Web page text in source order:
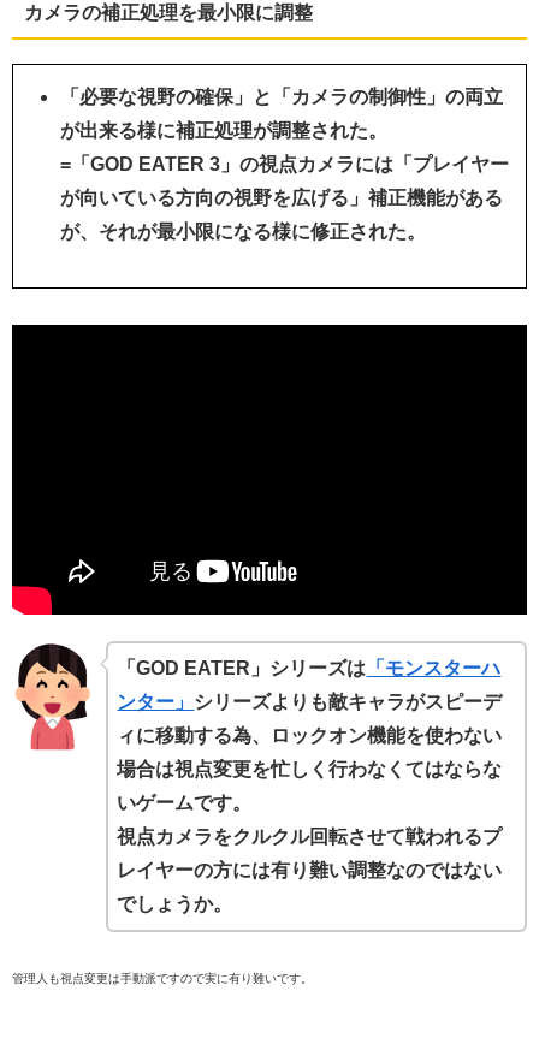
カメラの補正処理を最小限に調整
「必要な視野の確保」と「カメラの制御性」の両立
が出来る様に補正処理が調整された。
=「GOD EATER 3」の視点カメラには「プレイヤー
が向いている方向の視野を広げる」補正機能がある
が、それが最小限になる様に修正された。
「GOD EATER」シリーズは 「モンスターハ
ンター」 シリーズよりも敵キャラがスピーデ
ィに移動する為、ロックオン機能を使わない
場合は視点変更を忙しく行わなくてはならな
いゲームです。
視点カメラをクルクル回転させて戦われるプ
レイヤーの方には有り難い調整なのではない
でしょうか。
管理人も視点変更は手動派ですので実に有り難いです。